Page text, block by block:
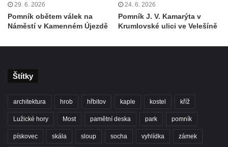
Hrob Derbákových na hřbitově v Cítolibech
Hrob Františka Morkera na hřbitově v
Hrob Karla Trenklera na hřbitově v
29. 6. 2026
Pomník obětem válek na
Náměstí v Kamenném Újezdě
24. 6. 2026
Pomník J. V. Kamarýta v
Krumlovské ulici ve Velešíně
Štítky
architektura hrob hřbitov kaple kostel kříž
Lužické hory Most pamětní deska park pomník
pískovec skála sloup socha vyhlídka zámek